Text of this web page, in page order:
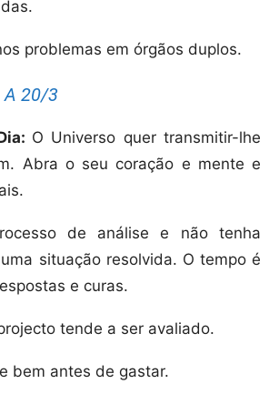
problemas em órgãos duplos.
A 20/3
O Universo quer transmitir-lhe
Abra o seu coração e mente e
de análise e não tenha
situação resolvida. O tempo é
e curas.
tende a ser avaliado.
bem antes de gastar.